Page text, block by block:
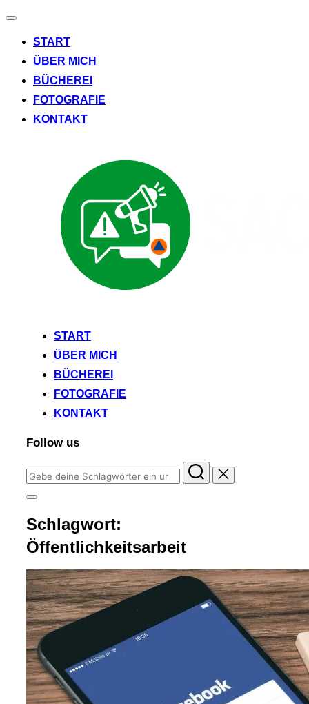
Navigation
START
ÜBER MICH
BÜCHEREI
FOTOGRAFIE
KONTAKT
START
ÜBER MICH
BÜCHEREI
FOTOGRAFIE
KONTAKT
Follow us
Suchen
nach:
Seitenleiste
Navigation
umschalten
Schlagwort:
Öffentlichkeitsarbeit